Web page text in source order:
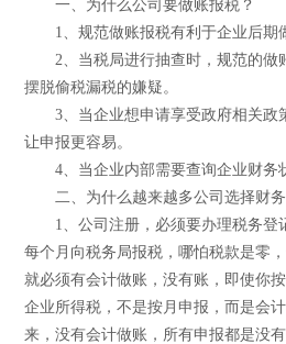
一、为什么公司要做账报税？
1、规范做账报税有利于企业后期
2、当税局进行抽查时，规范的做
摆脱偷税漏税的嫌疑。
3、当企业想申请享受政府相关政
让申报更容易。
4、当企业内部需要查询企业财务
二、为什么越来越多公司选择财务
1、公司注册，必须要办理税务登
每个月向税务局报税，哪怕税款是零
就必须有会计做账，没有账，即使你
企业所得税，不是按月申报，而是会
来，没有会计做账，所有申报都是没有